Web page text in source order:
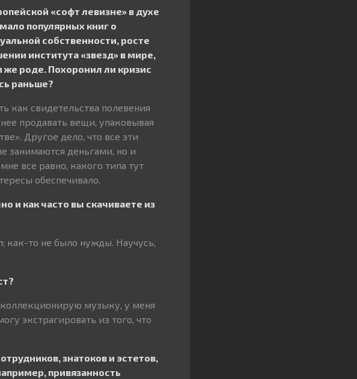
«софт левизне» в духе
популярных книг о
собственности, росте
института «звезд» в мире,
роде. Похоронил ли кризис
раньше?
как свидетельства полевения
продавать вещи, упаковывая
Другое дело, что все эти
занимаются деньгами, но и
все равно, какого типа тут
обеспечивало.
и как часто вы скачиваете из
как-то не было нужды. Научусь,
музыку, у меня
экстрагировать из того, что
знатоков и эстетов,
привязанность